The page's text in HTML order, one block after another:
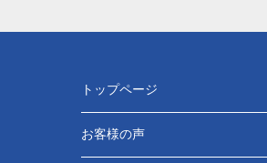
トップページ
お客様の声